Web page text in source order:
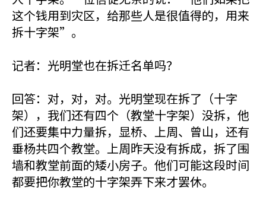
这个钱用到灾区，给那些人是很值得的，用来
拆十字架”。
记者：光明堂也在拆迁名单吗？
回答：对，对，对。光明堂现在拆了（十字
架），我们还有四个（教堂十字架）没拆，他
们还要集中力量拆，显桥、上周、曾山，还有
垂杨共四个教堂。上周昨天没有拆成，拆了围
墙和教堂前面的矮小房子。他们可能这段时间
都要把你教堂的十字架弄下来才罢休。